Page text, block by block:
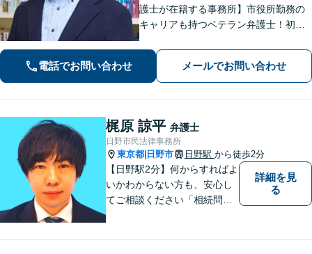
護士が在籍する事務所】市役所勤務の
キャリアも持つベテラン弁護士！初回
をレジュメにしてご提供します。離婚
問題、不動産・住まい、借金、労働雇
用、企業法務など
電話でお問い合わせ メールでお問い合わせ
梶原 諒平 弁護士
日野市民法律事務所
東京都 日野市 日野駅 から徒歩2分
【日野駅2分】何からすればよ
いかわからない方も、安心し
てご相談ください「相続問
詳細を見
る